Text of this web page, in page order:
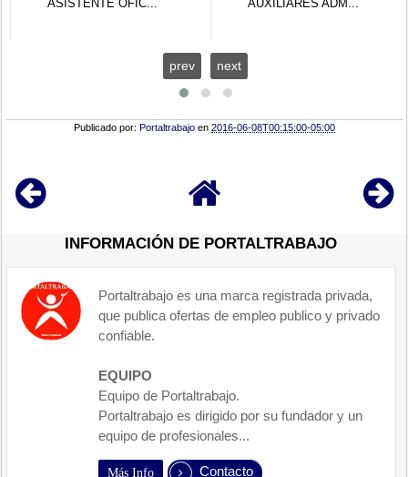
ASISTENTE OFIC...
AUXILIARES ADM...
prev next
Publicado por:Portaltrabajo en2016-06-08T00:15:00-05:00
INFORMACIÓN DE PORTALTRABAJO
Portaltrabajo es una marca registrada privada,
que publica ofertas de empleo publico y privado
confiable.
EQUIPO
Equipo de Portaltrabajo.
Portaltrabajo es dirigido por su fundador y un
equipo de profesionales...
Más Info Contacto